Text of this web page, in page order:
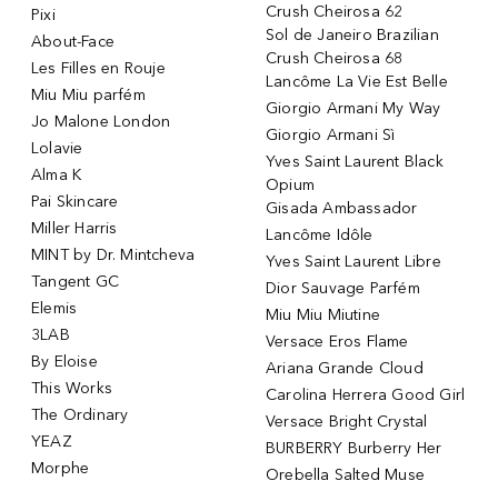
Pixi
About-Face
Les Filles en Rouje
Miu Miu parfém
Jo Malone London
Lolavie
Alma K
Pai Skincare
Miller Harris
MINT by Dr. Mintcheva
Tangent GC
Elemis
3LAB
By Eloise
This Works
The Ordinary
YEAZ
Morphe
Crush Cheirosa 62
Sol de Janeiro Brazilian
Crush Cheirosa 68
Lancôme La Vie Est Belle
Giorgio Armani My Way
Giorgio Armani Sì
Yves Saint Laurent Black
Opium
Gisada Ambassador
Lancôme Idôle
Yves Saint Laurent Libre
Dior Sauvage Parfém
Miu Miu Miutine
Versace Eros Flame
Ariana Grande Cloud
Carolina Herrera Good Girl
Versace Bright Crystal
BURBERRY Burberry Her
Orebella Salted Muse